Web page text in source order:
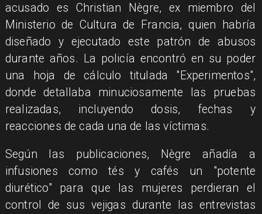
acusado es Christian Nègre, ex miembro del
Ministerio de Cultura de Francia, quien habría
diseñado y ejecutado este patrón de abusos
durante años. La policía encontró en su poder
una hoja de cálculo titulada "Experimentos",
donde detallaba minuciosamente las pruebas
realizadas, incluyendo dosis, fechas y
reacciones de cada una de las víctimas.
Según las publicaciones, Nègre añadía a
infusiones como tés y cafés un "potente
diurético" para que las mujeres perdieran el
control de sus vejigas durante las entrevistas